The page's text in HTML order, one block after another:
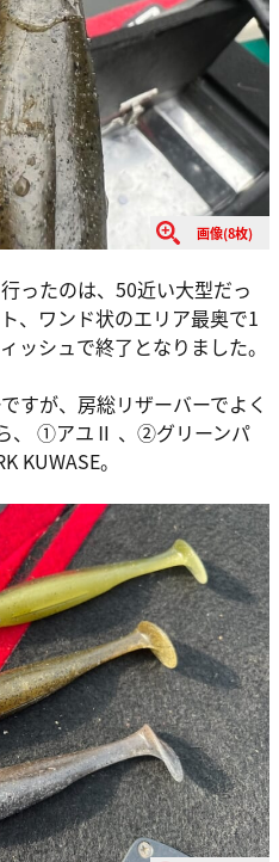
画像(8枚)
ったのは、50近い大型だっ
、ワンド状のエリア最奥で1
ッシュで終了となりました。
すが、房総リザーバーでよく
、 ①アユⅡ 、②グリーンパ
KUWASE。